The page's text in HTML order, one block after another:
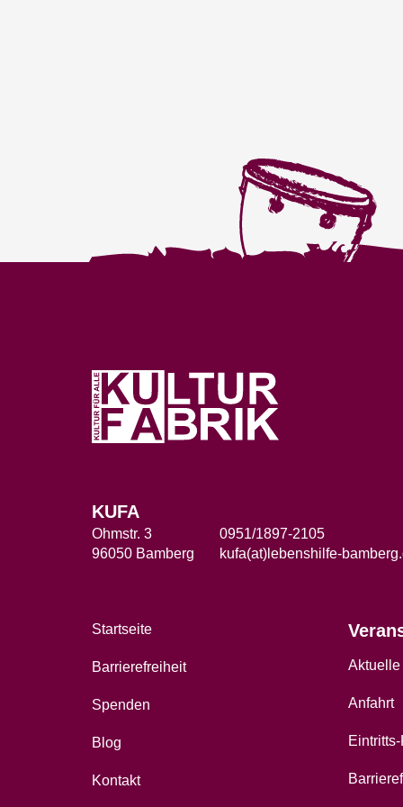
KUFA
Ohmstr. 3
96050 Bamberg
0951/1897-2105
kufa(at)lebenshilfe-
Startseite
Barrierefreiheit
Spenden
Blog
Kontakt
Aktuelle
Anfahrt